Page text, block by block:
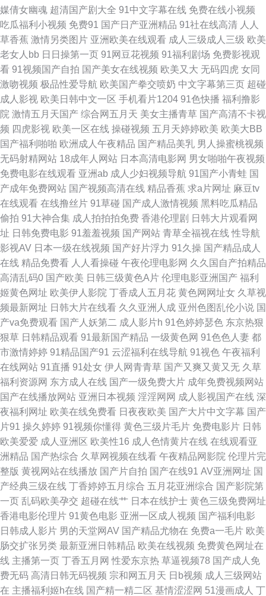
韩国产传媒 亚洲欧美情欲 97资源站超碰 精品人妻一二三 日本天堂网 伊人成
人版 AV导航福利院 东方av黄色免费 精国产精国产久久 青青草精品视频 午夜
少妇影院 91免费看网站 国产精品韩日 欧美成人午夜剧场 色先锋AV导航 91
黑丝美女 肏逼电影在线观看 国产伪娘ts网站 男人天堂v 丝袜美腿中文字幕
99草草草 国产无套免费视频 欧美日韩成人色情 午夜香蕉剧场 91免费观看破
处 豆花社区 九一福利导航 人妻av资源导航 午夜有码 97人妻 国产精品内射
男女床上无遮挡 偷拍AV搬运I工 91欧美传媒 超碰免费人人妻 户外露出视频
91 欧美浮力第一页 无码福利影院 亚洲趁人 后入白丝美女 欧美人兽影院 午
夜成人影片 91社在线观看 成人小电影91 老司机福利永久 深夜第一福利导航
91导航视频 超碰电影院 日韩成人大片 91内射视频 丁香五月花福利 狼友在线
视频91 日韩欧美色中文 伊人成人香蕉网 AV福利午夜导航 国产精品多乙 欧
美色图1在线 亚洲成人性生活片 99香蕉性爱 韩国三级片小视频 青娱乐豆花
午夜 亚洲操片免费看 91真人在线实操 豆花影视av在线 91干UU 福利AV在线
导航 美女爱爱吃瓜 色四月第一色 91cn邎78 超碰成人人爽 久久草草热国产
日本毛茸茸的少妇 一本道福利社 TS紫苑在线观看 久草老司机 日韩三级片免
费看 91黄色大片 国产40页 美女草逼 少妇影院 91爽片 丁香久久导航 老司机
福利院 日韩欧美黄黄色 91视频国语免费 福利网址 美女足交网站 无码论坛
91人妻资源 福利社体验三分钟 国产成人AV 伊人桃色综合 超碰97天天操 美
女午夜私人影院 亚洲黑丝高跟福利 爱豆传媒免费播放 黄色视频网页 人操人
碰 影音先锋波多区 超碰人人大 久草视频精品屋 日韩伦理 97超碰日韩电影
媒倩女幽魂 超清国产剧大全 91中文字幕在线 免费在线小视频
吃瓜福利小视频 免费91 国产日产亚洲精品 91社在线高清 人人
草香蕉 激情另类图片 亚洲欧美在线观看 成人三级成人三级 欧美
老女人bb 日日操第一页 91网豆花视频 91福利剧场 免费影视观
看 91视频国产自拍 国产美女在线视频 欧美又大 无码四虎 女同
激吻视频 极品性爱导航 欧美国产拳交喷奶 中文字幕第三页 超碰
成人影视 欧美日韩中文一区 手机看片1204 91色快播 福利撸影
院 激情五月天国产 综合网五月天 美女主播青草 国产高清不卡视
频 四虎影视 欧美一区在线 操碰视频 五月天婷婷欧美 欧美大BB
国产福利啪啪 欧洲成人午夜精品 国产精品美乳 男人操蜜桃视频
无码射精网站 18成年人网站 日本高清电影网 男女啪啪午夜视频
免费电影在线观看 亚洲ab 成人少妇视频导航 91国产小青蛙 国
产成年免费网站 国产视频高清在线 精品香蕉 求a片网址 麻豆tv
在线观看 在线撸丝片 91草碰 国产成人激情视频 黑料吃瓜精品
偷拍 91大神合集 成人拍拍拍免费 香港伦理剧 日韩大片观看网
址 日韩免费电影 91羞羞视频 国产网站 青草全福视在线 性导航
影视AV 日本一级在线视频 国产好片浮力 91久操 国产精品成人
在线 精品免费看 人人看操碰 午夜伦理电影网 久久国自产拍精品
高清乱码0 国产欧美 日韩三级黄色A片 伦理电影亚洲国产 福利
姬黄色网址 欧美伊人影院 丁香成人五月花 黄色网网址女 久草视
频最新网址 日韩大片在线看 久久亚洲人成 亚州色图乱伦小说 国
产va免费观看 国产人妖第二 成人影片h 91色婷婷瑟色 东京热狠
狠草 日韩精品观看 91最新国产精品 一级黄色网 91色色人妻 都
市激情婷婷 91精品国产91 云涩福利在线导航 91视色 午夜福利
在线网站 91直播 91处女 伊人网青青草 国产又爽又黄又无 久草
福利资源网 东方成人在线 国产一级免费大片 成年免费视频网站
国产在线播放网站 亚洲日本视频 淫淫网网 成人影视国产在线 深
夜福利网址 欧美在线免费看 日夜夜欧美 国产大片中文字幕 国产
片91 操久婷婷 91视频你懂得 黄色三级片毛片 免费电影片 日韩
欧美爱爱 成人亚洲区 欧美性16 成人色情黄片在线 在线观看亚
洲精品 国产热综合 久草网视频在线看 午夜精品网影院 伦理片完
整版 黄视网站在线播放 国产片自拍 国产在线91 AV亚洲网址 国
产经典三级在线 丁香婷婷五月综合 五月花亚洲综合 国产影院第
一页 乱码欧美孕交 超碰在线艹 日本在线护士 黄色三级免费网址
香港电影伦理片 91黄色电影 亚洲一区成人视频 国产福利电影
日韩成人影片 男的天堂网AV 国产精品尤物在 免费a一毛片 欧美
肠交扩张另类 最新亚洲日韩精品 欧美在线视频 免费黄色网址在
线 主播第一页 丁香五月网 性爱东京热 草逼视频78 国产成人免
费无码 高清日韩无码视频 宗和网五月天 日b视频 成人三级网站
在 主播福利姬h在线 国产精一精二区 基情涩涩网 51漫画成人 丁